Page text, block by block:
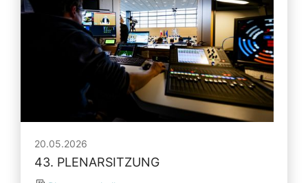
20.05.2026
43. PLENARSITZUNG